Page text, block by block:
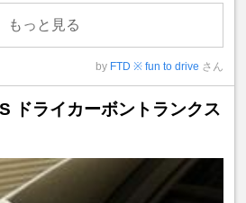
もっと見る
by FTD ※ fun to drive さん
ドライカーボントランクス